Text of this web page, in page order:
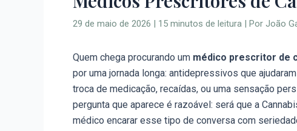
29 de maio de 2026 | 15 minutos de leitura | Por João
Quem chega procurando um médico prescritor de
por uma jornada longa: antidepressivos que
troca de medicação, recaídas, ou uma sensação
pergunta que aparece é razoável: será que a
médico encarar esse tipo de conversa com